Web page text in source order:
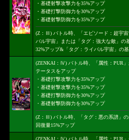
・基礎射撃攻撃力を35%アップ
・基礎打撃防御力を30%アップ
・基礎射撃防御力を35%アップ
(Z：Ⅲ) バトル時、「エピソード：超宇
バル宇宙」または「タグ：強大な敵」の
32%アップ&「タグ：ライバル宇宙」の
(ZENKAI：Ⅳ) バトル時、「属性：PUR
テータスをアップ
・基礎打撃攻撃力を35%アップ
・基礎射撃攻撃力を35%アップ
・基礎打撃防御力を30%アップ
・基礎射撃防御力を30%アップ
(Z：Ⅲ) バトル時、「タグ：悪の系譜」
回復量15%アップ
(ZENKAI：Ⅳ) バトル時、「属性：PUR